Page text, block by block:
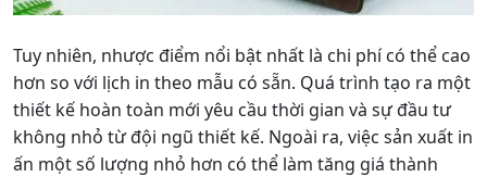
Tuy nhiên, nhược điểm nổi bật nhất là chi phí có thể cao
hơn so với lịch in theo mẫu có sẵn. Quá trình tạo ra một
thiết kế hoàn toàn mới yêu cầu thời gian và sự đầu tư
không nhỏ từ đội ngũ thiết kế. Ngoài ra, việc sản xuất in
ấn một số lượng nhỏ hơn có thể làm tăng giá thành